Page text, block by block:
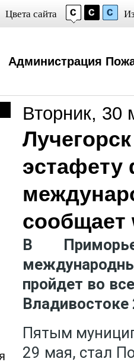
Цвета сайта
Администрация
Вторник, 30
эстафету
сообщает
В
пройдет во
Пятым
29 мая, стал